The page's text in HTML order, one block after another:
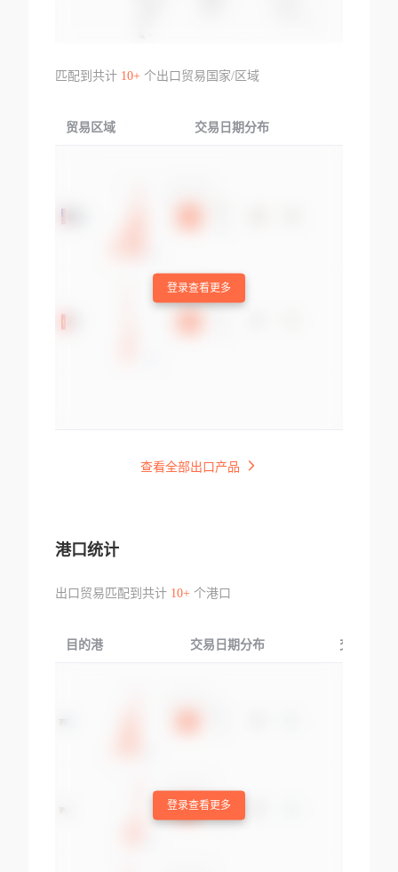
匹配到共计 10+个出口贸易国家/区域
贸易区域 交易日期分布
登录查看更多
查看全部出口产品
港口统计
出口贸易匹配到共计 10+个港口
目的港 交易日期分布 交易产品
登录查看更多